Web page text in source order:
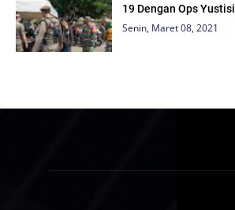
19 Dengan Ops Yustisi
Senin, Maret 08, 2021